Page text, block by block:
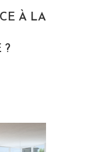
À LA
?